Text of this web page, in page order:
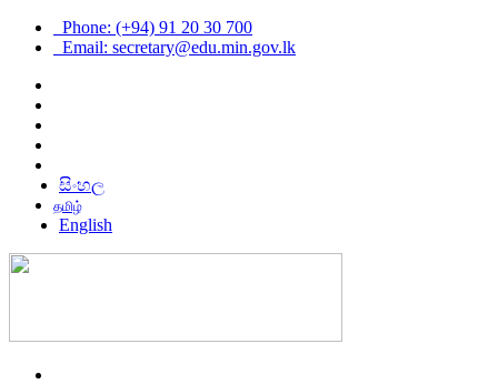
Phone: (+94) 91 20 30 700
Email: secretary@edu.min.gov.lk
සිංහල
தமிழ்
English